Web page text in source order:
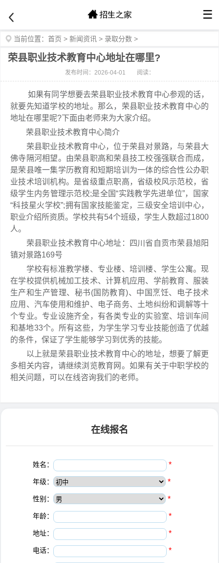
☰
当前位置： 首页 > 新闻资讯 > 录取分数 >
荣县职业技术教育中心地址在哪里?
发布时间：2026-04-01 阅读：
如果有同学想要去荣县职业技术教育中心参观的话，
就要先知道学校的地址。那么，荣县职业技术教育中心的
地址在哪里呢?下面由老师来为大家介绍。
荣县职业技术教育中心简介
荣县职业技术教育中心，位于荣县对景路，与荣县大
佛寺隔河相望。由荣县职高和荣县技工校强强联合而成，
是荣县唯一集学历教育和短期培训为一体的综合性公办职
业技术培训机构。是省级重点职高，省级校风示范校，省
级学生内务管理示范校;是全国“实践教学先进单位”，国家
“科技星火学校”;拥有国家技能鉴定，三级安全培训中心，
职业介绍所资质。学校共有54个班级，学生人数超过1800
人。
荣县职业技术教育中心地址：四川省自贡市荣县旭阳
镇对景路169号
学校有标准教学楼、专业楼、培训楼、学生公寓。现
在学校提供机械加工技术、计算机应用、学前教育、服装
生产和生产管理、秘书(国防教育)、中国烹饪、电子技术
应用、汽车使用和维护、电子商务、土地纠纷和调解等十
个专业。专业设施齐全，有各类专业的实验室、培训车间
和基地33个。所有这些，为学生学习专业技能创造了优越
的条件，保证了学生能够学习到优秀的技能。
以上就是荣县职业技术教育中心的地址，想要了解更
多相关内容，请继续浏览教育网。如果有关于中职学校的
相关问题，可以在线咨询我们的老师。
在线报名
姓名： *
年级： *
性别： *
年龄： *
地址： *
电话： *